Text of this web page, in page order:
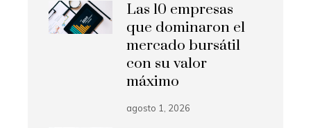
Las 10 empresas
que dominaron el
mercado bursátil
con su valor
máximo
agosto 1, 2026